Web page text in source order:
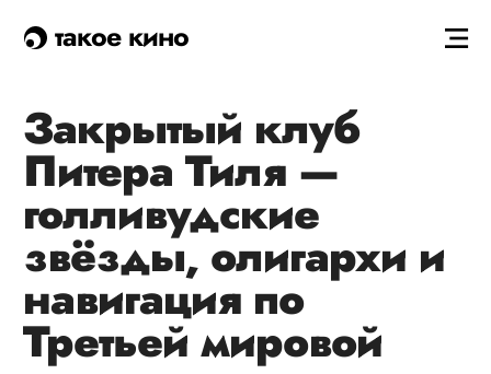
такое кино
Закрытый клуб
Питера Тиля —
голливудские
звёзды, олигархи и
навигация по
Третьей мировой